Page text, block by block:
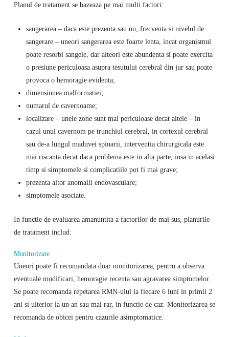
Planul de tratament se bazeaza pe mai multi factori:
sangerarea – daca este prezenta sau nu, frecventa si nivelul de
sangerare – uneori sangerarea este foarte lenta, incat organismul
poate resorbi sangele, dar alteori este abundenta si poate exercita
o presiune periculoasa asupra tesutului cerebral din jur sau poate
provoca o hemoragie evidenta;
dimensiunea malformatiei;
numarul de cavernoame;
localizare – unele zone sunt mai periculoase decat altele – in
cazul unui cavernom pe trunchiul cerebral, in cortexul cerebral
sau de-a lungul maduvei spinarii, interventia chirurgicala este
mai riscanta decat daca problema este in alta parte, insa in acelasi
timp si simptomele si complicatiile pot fi mai grave;
prezenta altor anomalii endovasculare;
simptomele asociate.
In functie de evaluarea amanuntita a factorilor de mai sus, planurile
de tratament includ:
Monitorizare
Uneori poate fi recomandata doar monitorizarea, pentru a observa
eventuale modificari, hemoragie recenta sau agravarea simptomelor.
Se poate recomanda repetarea RMN-ului la fiecare 6 luni in primii 2
ani si ulterior la un an sau mai rar, in functie de caz. Monitorizarea se
recomanda de obicei pentru cazurile asimptomatice.